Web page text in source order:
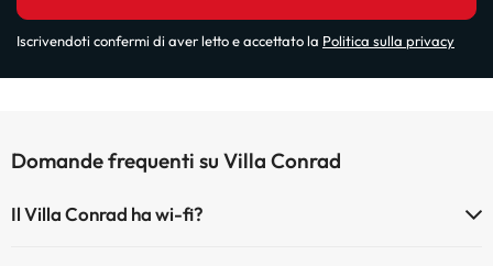
Iscrivendoti confermi di aver letto e accettato la Politica sulla privacy
Domande frequenti su Villa Conrad
Il Villa Conrad ha wi-fi?